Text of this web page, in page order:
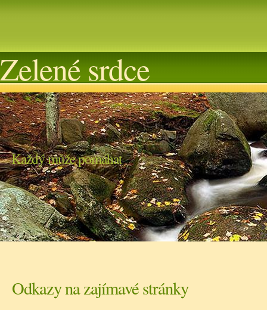
Zelené srdce
Každý může pomáhat
Odkazy na zajímavé stránky